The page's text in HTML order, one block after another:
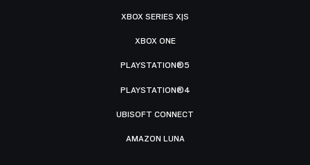
XBOX SERIES X|S
XBOX ONE
PLAYSTATION®5
PLAYSTATION®4
UBISOFT CONNECT
AMAZON LUNA